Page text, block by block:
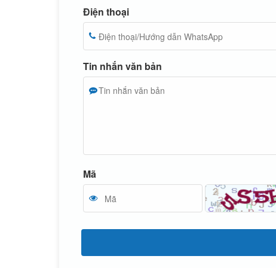
Điện thoại
Tin nhắn văn bản
Mã